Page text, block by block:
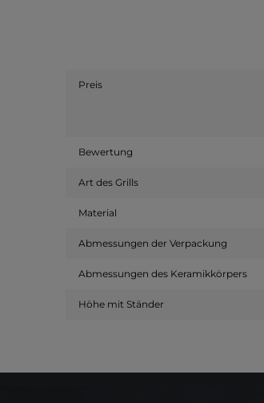
Preis
Bewertung
Art des Grills
Material
Abmessungen der Verpackung
Abmessungen des Keramikkörpers
Höhe mit Ständer